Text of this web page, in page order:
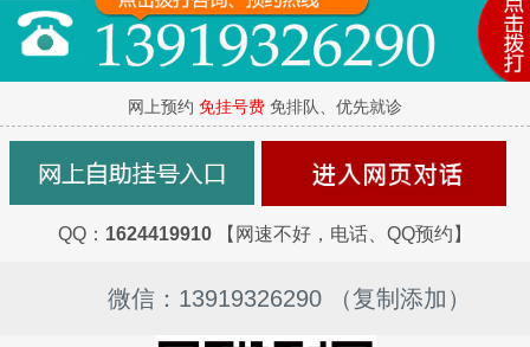
网上预约 免挂号费 免排队、优先就诊
QQ： 1624419910 【网速不好，电话、QQ预约】
微信：13919326290 （复制添加）